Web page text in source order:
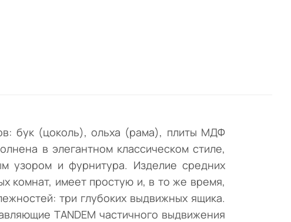
бук (цоколь), ольха (рама), плиты МДФ
в элегантном классическом стиле,
узором и фурнитура. Изделие средних
комнат, имеет простую и, в то же время,
три глубоких выдвижных ящика.
TANDEM частичного выдвижения